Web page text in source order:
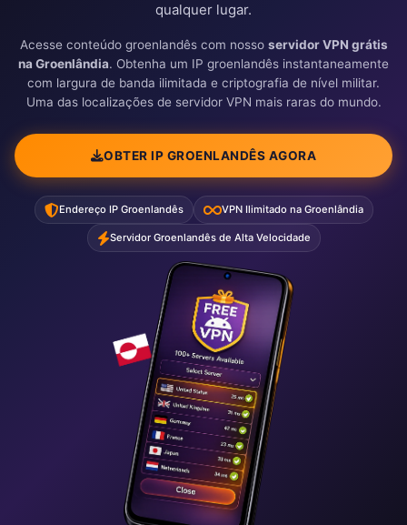
qualquer lugar.
Acesse conteúdo groenlandês com nosso servidor VPN grátis
na Groenlândia. Obtenha um IP groenlandês instantaneamente
com largura de banda ilimitada e criptografia de nível militar.
Uma das localizações de servidor VPN mais raras do mundo.
OBTER IP GROENLANDÊS AGORA
Endereço IP Groenlandês VPN Ilimitado na Groenlândia
Servidor Groenlandês de Alta Velocidade